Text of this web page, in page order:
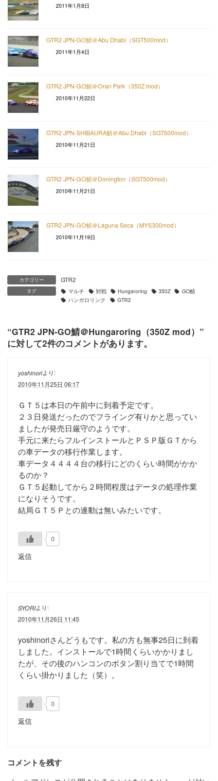
2011年1月8日
GTR2 JPN-GO鯖＠Abu Dhabi（SGT500mod）
2011年1月4日
GTR2 JPN-GO鯖＠Oran Park（350Z mod）
2010年11月22日
GTR2 JPN-SHIBAURA鯖＠Abu Dhabi（SGT500mod）
2010年11月21日
GTR2 JPN-GO鯖＠Donington（SGT500mod）
2010年11月21日
GTR2 JPN-GO鯖＠Laguna Seca（MYS300mod）
2010年11月19日
カテゴリー GTR2
タグ マルチ 対戦 Hungaroring 350Z
GO鯖
ハンガロリンク
GTR2
“GTR2 JPN-GO鯖＠Hungaroring（350Z mod） ”
に対して2件のコメントがあります。
yoshinoriより:
2010年11月25日 06:17
ＧＴ５は本日の午前中に到着予定です。
２３日発送だったのでフライング有りかと思ってい
ましたが発売日厳守のようです。
手元に来たらフルインストールとＰＳＰ版ＧＴから
の車データの移行作業します。
車データ４４４４台の移行にどのくらい時間がかか
るのか？
ＧＴ５起動してから２時間程度はデータの処理作業
になりそうです。
結局ＧＴ５Ｐとの連動は無いみたいです。
0
返信
SYORIより:
2010年11月26日 11:45
yoshinoriさんどうもです。私の方も無事25日に到着
しました。インストールで1時間くらいかかりまし
たが、その後のハンコンのボタン割り当てで1時間
くらい掛かりました（笑）。
0
返信
コメントを残す